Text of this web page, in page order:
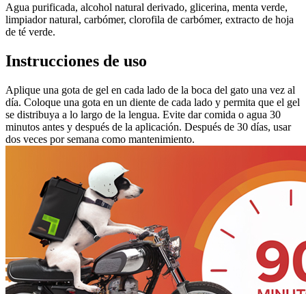
Agua purificada, alcohol natural derivado, glicerina, menta verde,
limpiador natural, carbómer, clorofila de carbómer, extracto de hoja
de té verde.
Instrucciones de uso
Aplique una gota de gel en cada lado de la boca del gato una vez al
día. Coloque una gota en un diente de cada lado y permita que el gel
se distribuya a lo largo de la lengua. Evite dar comida o agua 30
minutos antes y después de la aplicación. Después de 30 días, usar
dos veces por semana como mantenimiento.